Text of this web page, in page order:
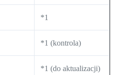
*1
*1 (kontrola)
*1 (do aktualizacji)